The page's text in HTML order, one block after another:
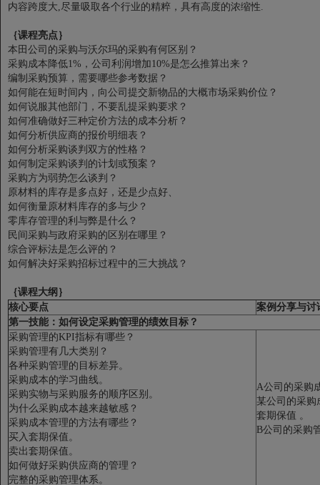
内容跨度大,尽量吸取各个行业的精粹，具有高度的浓缩性.
｛课程亮点｝
本田公司的采购与沃尔玛的采购有何区别？
采购成本降低1%，公司利润增加10%是怎么推算出来？
编制采购预算，需要哪些参考数据？
如何能在短时间内，向公司提交新物品的大概市场采购价位？
如何说服其他部门，不要乱提采购要求？
如何准确做好三种定价方法的成本分析？
如何分析供应商的报价明细表？
如何分析采购谈判双方的性格？
如何制定采购谈判的计划或预案？
采购方为弱势怎么谈判？
原材料的库存是多点好，还是少点好、
如何衡量原材料库存的多与少？
零库存管理的利与弊是什么？
民间采购与政府采购的区别在哪里？
综合评标法是怎么评的？
如何解决好采购招标过程中的三大挑战？
｛课程大纲｝
核心要点
案例分享与讨
第一技能：如何设定采购管理的绩效目标？
采购管理的KPI指标有哪些？
采购管理有几大类别？
各种采购管理的目标差异。
采购成本的学习曲线。
采购实物与采购服务的顺序区别。
为什么采购成本越来越敏感？
采购成本管理的方法有哪些？
买入套期保值。
卖出套期保值。
如何做好采购供应商的管理？
完整的采购管理体系。
A公司的采购
某公司的采购
套期保值 。
B公司的采购